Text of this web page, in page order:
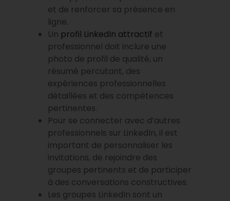
et de renforcer sa présence en
ligne.
Un profil LinkedIn attractif et
professionnel doit inclure une
photo de profil de qualité, un
résumé percutant, des
expériences professionnelles
détaillées et des compétences
pertinentes.
Pour se connecter avec d’autres
professionnels sur LinkedIn, il est
important de personnaliser les
invitations, de rejoindre des
groupes pertinents et de participer
à des conversations constructives.
Les groupes LinkedIn sont un